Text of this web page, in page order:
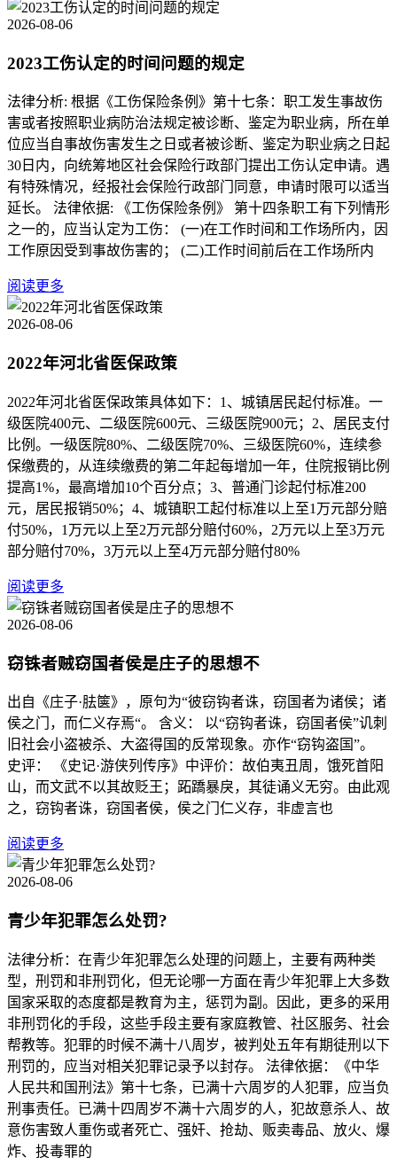
2026-08-06
2023工伤认定的时间问题的规定
法律分析: 根据《工伤保险条例》第十七条：职工发生事故伤
害或者按照职业病防治法规定被诊断、鉴定为职业病，所在单
位应当自事故伤害发生之日或者被诊断、鉴定为职业病之日起
30日内，向统筹地区社会保险行政部门提出工伤认定申请。遇
有特殊情况，经报社会保险行政部门同意，申请时限可以适当
延长。 法律依据: 《工伤保险条例》 第十四条职工有下列情形
之一的，应当认定为工伤： (一)在工作时间和工作场所内，因
工作原因受到事故伤害的； (二)工作时间前后在工作场所内
阅读更多
2026-08-06
2022年河北省医保政策
2022年河北省医保政策具体如下：1、城镇居民起付标准。一
级医院400元、二级医院600元、三级医院900元；2、居民支付
比例。一级医院80%、二级医院70%、三级医院60%，连续参
保缴费的，从连续缴费的第二年起每增加一年，住院报销比例
提高1%，最高增加10个百分点；3、普通门诊起付标准200
元，居民报销50%；4、城镇职工起付标准以上至1万元部分赔
付50%，1万元以上至2万元部分赔付60%，2万元以上至3万元
部分赔付70%，3万元以上至4万元部分赔付80%
阅读更多
2026-08-06
窃铢者贼窃国者侯是庄子的思想不
出自《庄子·胠箧》，原句为“彼窃钩者诛，窃国者为诸侯；诸
侯之门，而仁义存焉“。 含义： 以“窃钩者诛，窃国者侯”讥刺
旧社会小盗被杀、大盗得国的反常现象。亦作“窃钩盗国”。
史评： 《史记·游侠列传序》中评价：故伯夷丑周，饿死首阳
山，而文武不以其故贬王；跖蹻暴戾，其徒诵义无穷。由此观
之，窃钩者诛，窃国者侯，侯之门仁义存，非虚言也
阅读更多
2026-08-06
青少年犯罪怎么处罚?
法律分析：在青少年犯罪怎么处理的问题上，主要有两种类
型，刑罚和非刑罚化，但无论哪一方面在青少年犯罪上大多数
国家采取的态度都是教育为主，惩罚为副。因此，更多的采用
非刑罚化的手段，这些手段主要有家庭教管、社区服务、社会
帮教等。犯罪的时候不满十八周岁，被判处五年有期徒刑以下
刑罚的，应当对相关犯罪记录予以封存。 法律依据：《中华
人民共和国刑法》第十七条，已满十六周岁的人犯罪，应当负
刑事责任。已满十四周岁不满十六周岁的人，犯故意杀人、故
意伤害致人重伤或者死亡、强奸、抢劫、贩卖毒品、放火、爆
炸、投毒罪的